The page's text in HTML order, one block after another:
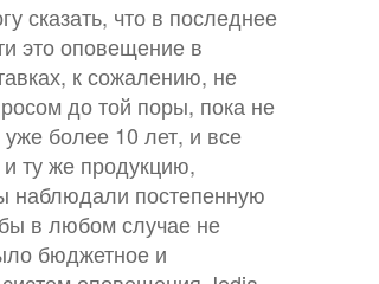
сказать, что в последнее
это оповещение в
к сожалению, не
до той поры, пока не
более 10 лет, и все
ту же продукцию,
наблюдали постепенную
в любом случае не
бюджетное и